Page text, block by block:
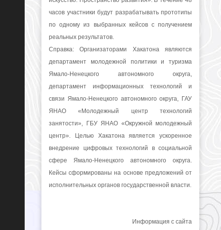
часов участники будут разрабатывать прототипы
по одному из выбранных кейсов с получением
реальных результатов.
Справка: Организаторами Хакатона являются
департамент молодежной политики и туризма
Ямало-Ненецкого автономного округа,
департамент информационных технологий и
связи Ямало-Ненецкого автономного округа, ГАУ
ЯНАО «Молодежный центр технологий
занятости», ГБУ ЯНАО «Окружной молодежный
центр». Целью Хакатона является ускоренное
внедрение цифровых технологий в социальной
сфере Ямало-Ненецкого автономного округа.
Кейсы сформированы на основе предложений от
исполнительных органов государственной власти.
Информация с сайта